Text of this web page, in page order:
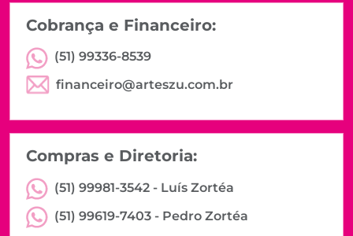
Cobrança e Financeiro:
(51) 99336-8539
financeiro@arteszu.com.br
Compras e Diretoria:
(51) 99981-3542 - Luís Zortéa
(51) 99619-7403 - Pedro Zortéa